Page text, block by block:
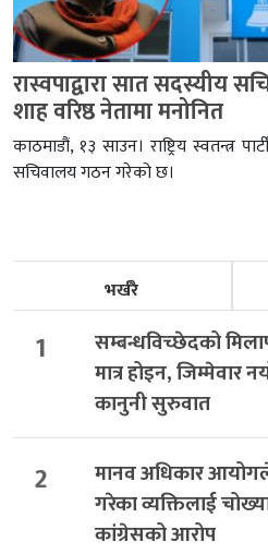
रास्वपाद्वारा सात सदस्यीय
शाह वरिष्ठ नेतामा मनोनित
काठमाडौं, १३ साउन। राष्ट्रिय स्वतन्त्र
सचिवालय गठन गरेको छ।
भर्खरै
1
सम्बन्धविच्छेदको
मात्र होइन, जिम्मेवार
कानुनी सुरुवात
2
मानव अधिकार
गरेका व्यक्तिलाई
कांग्रेसको आरोप